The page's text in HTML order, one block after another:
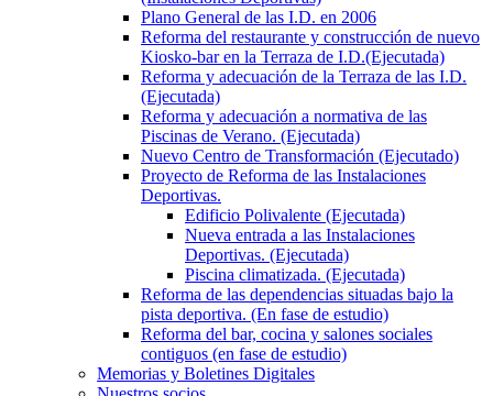
Plano General de las I.D. en 2006
Reforma del restaurante y construcción de nuevo
Kiosko-bar en la Terraza de I.D.(Ejecutada)
Reforma y adecuación de la Terraza de las I.D.
(Ejecutada)
Reforma y adecuación a normativa de las
Piscinas de Verano. (Ejecutada)
Nuevo Centro de Transformación (Ejecutado)
Proyecto de Reforma de las Instalaciones
Deportivas.
Edificio Polivalente (Ejecutada)
Nueva entrada a las Instalaciones
Deportivas. (Ejecutada)
Piscina climatizada. (Ejecutada)
Reforma de las dependencias situadas bajo la
pista deportiva. (En fase de estudio)
Reforma del bar, cocina y salones sociales
contiguos (en fase de estudio)
Memorias y Boletines Digitales